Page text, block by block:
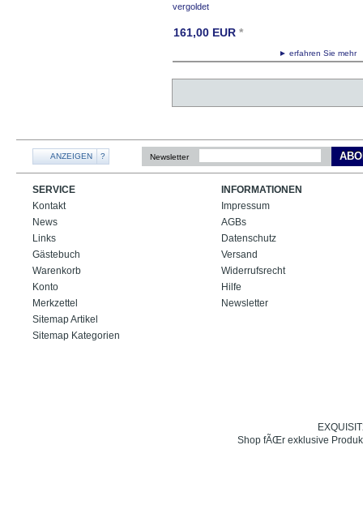
vergoldet
► erfahren Sie
161,00 EUR *
ANZEIGEN ? Newsletter
SERVICE
Kontakt
News
Links
Gästebuch
Warenkorb
Konto
Merkzettel
Sitemap Artikel
Sitemap Kategorien
INFORMATIONEN
Impressum
AGBs
Datenschutz
Versand
Widerrufsrecht
Hilfe
Newsletter
Shop fÃŒr exklusive